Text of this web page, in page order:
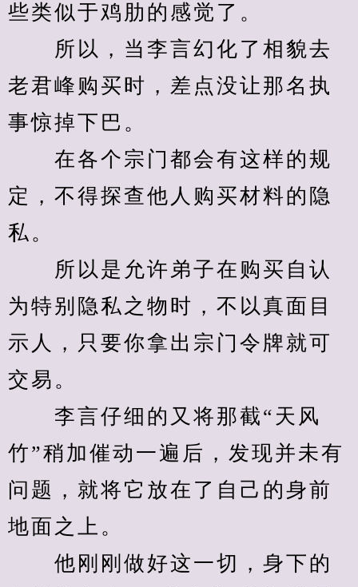
些类似于鸡肋的感觉了。
所以，当李言幻化了相貌去
老君峰购买时，差点没让那名执
事惊掉下巴。
在各个宗门都会有这样的规
定，不得探查他人购买材料的隐
私。
所以是允许弟子在购买自认
为特别隐私之物时，不以真面目
示人，只要你拿出宗门令牌就可
交易。
李言仔细的又将那截“天风
竹”稍加催动一遍后，发现并未有
问题，就将它放在了自己的身前
地面之上。
他刚刚做好这一切，身下的